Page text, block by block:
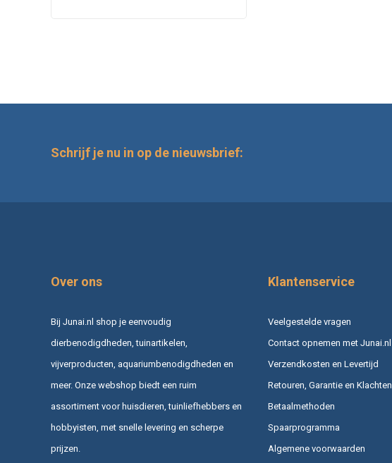
Schrijf je nu in op de nieuwsbrief:
Over ons
Bij Junai.nl shop je eenvoudig
dierbenodigdheden, tuinartikelen,
vijverproducten, aquariumbenodigdheden en
meer. Onze webshop biedt een ruim
assortiment voor huisdieren, tuinliefhebbers en
hobbyisten, met snelle levering en scherpe
prijzen.
Klantenservice
Veelgestelde vragen
Contact opnemen met Junai.nl
Verzendkosten en Levertijd
Retouren, Garantie en Klachten
Betaalmethoden
Spaarprogramma
Algemene voorwaarden